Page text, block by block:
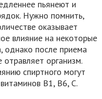
пьянеют и
Нужно помнить,
оказывает
влияние на некоторые
однако после приема
организм.
спиртного могут
В1, В6, С.